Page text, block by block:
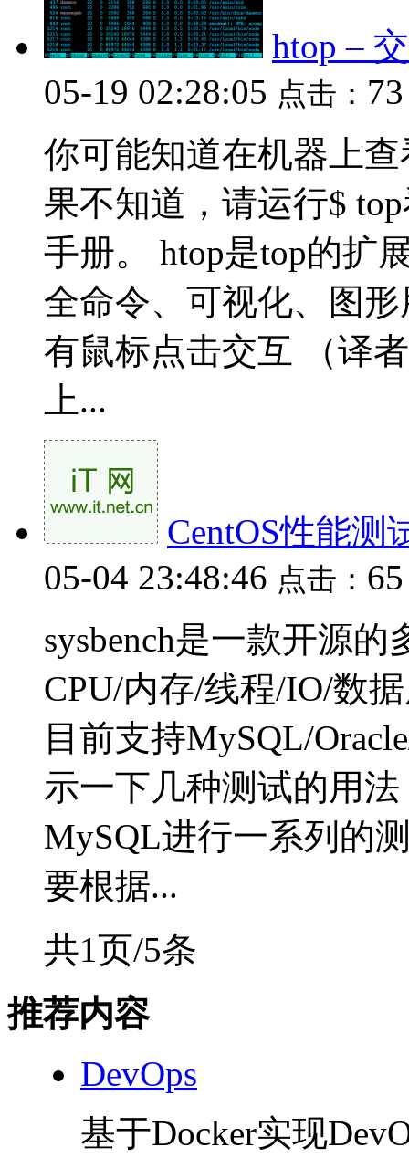
htop –
05-19 02:28:05 点击：
你可能知道在机器上
果不知道，请运行$
手册。 htop是top的扩
全命令、可视化、图
有鼠标点击交互 （译
上...
CentOS性能测
05-04 23:48:46 点击：
sysbench是一款开源
CPU/内存/线程/IO/数
目前支持MySQL/
示一下几种测试的用法
MySQL进行一系列的
要根据...
共1页/5条
推荐内容
DevOps
基于Docker实现